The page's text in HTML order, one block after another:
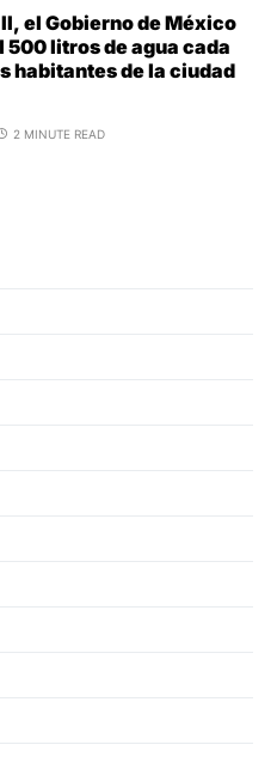
el Gobierno de México
500 litros de agua cada
habitantes de la ciudad
2 MINUTE READ